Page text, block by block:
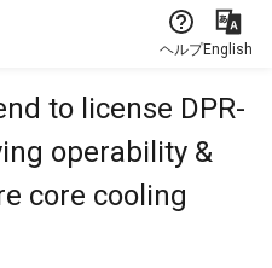
ヘルプEnglish
to license DPR-
operability &
core cooling